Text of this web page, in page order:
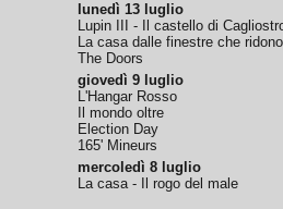
lunedì 13 luglio
Lupin III - Il castello di
La casa dalle finestre che ridono
The Doors
giovedì 9 luglio
L'Hangar Rosso
Il mondo oltre
Election Day
165' Mineurs
mercoledì 8 luglio
La casa - Il rogo del male